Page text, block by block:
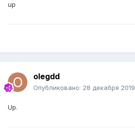
up
olegdd
Опубликовано: 28 декабря 2019
Up.